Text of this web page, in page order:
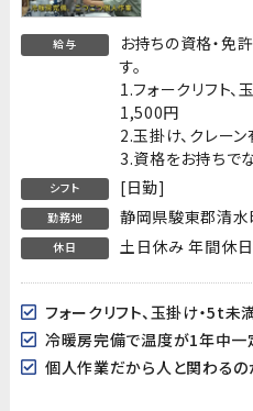
給与
お持ちの資格・免
す。
1.フォークリフト
1,500円
2.玉掛け、クレー
3.資格をお持ち
シフト [日勤]
勤務地 静岡県駿東郡清水
休日 土日休み 年間休
個人作業だから人と関わる